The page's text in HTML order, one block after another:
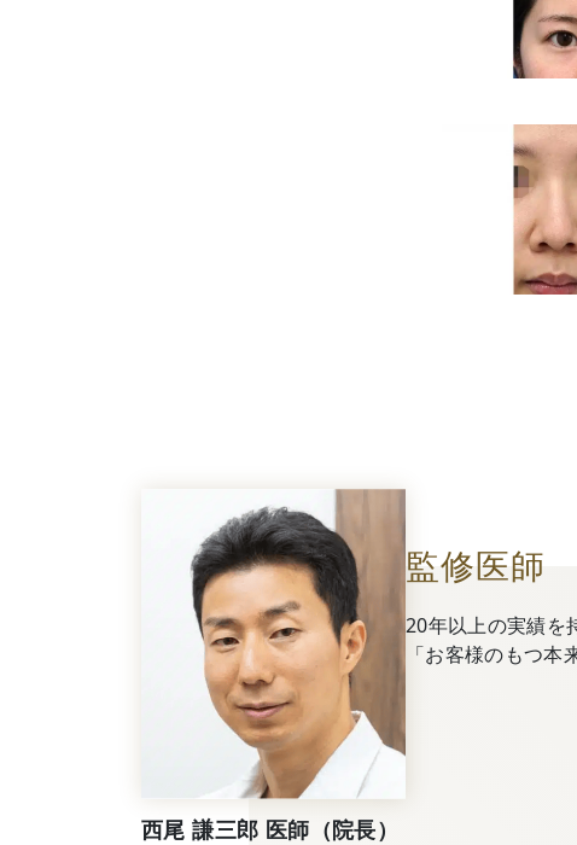
監修医師
20年以上の実績を
「お客様のもつ
西尾 謙三郎 医師（院長）